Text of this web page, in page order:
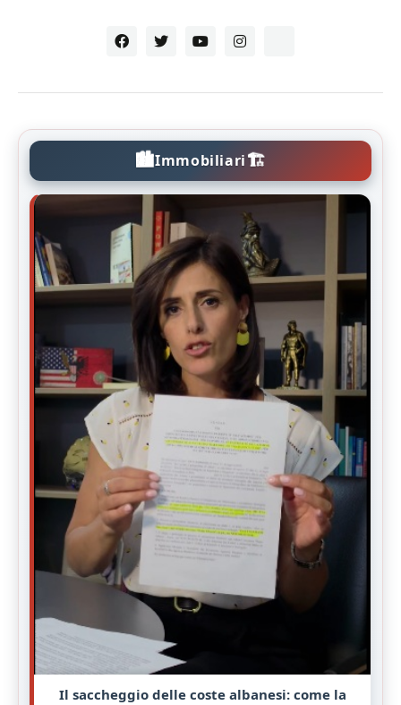
🏙️Immobiliari🏗️
Il saccheggio delle coste albanesi: come la